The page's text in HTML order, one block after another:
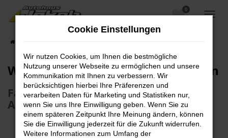
Zum
Hauptinhalt
0
Wir kaufen Ihren Gebrauchtwagen
Faire Preise und unkomplizierte
Abwicklung
Cookie Einstellungen
Wir nutzen Cookies, um Ihnen die bestmögliche
Nutzung unserer Webseite zu ermöglichen und unsere
Kommunikation mit Ihnen zu verbessern. Wir
berücksichtigen hierbei Ihre Präferenzen und
verarbeiten Daten für Marketing und Statistiken nur,
wenn Sie uns Ihre Einwilligung geben. Wenn Sie zu
einem späteren Zeitpunkt Ihre Meinung ändern, können
Sie die Einwilligung jederzeit für die Zukunft widerrufen.
Weitere Informationen zum Umfang der